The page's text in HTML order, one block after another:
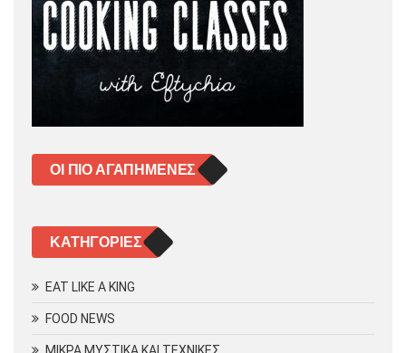
ΟΙ ΠΙΟ ΑΓΑΠΗΜΈΝΕΣ
KΑΤΗΓΟΡΊΕΣ
EAT LIKE A KING
FOOD NEWS